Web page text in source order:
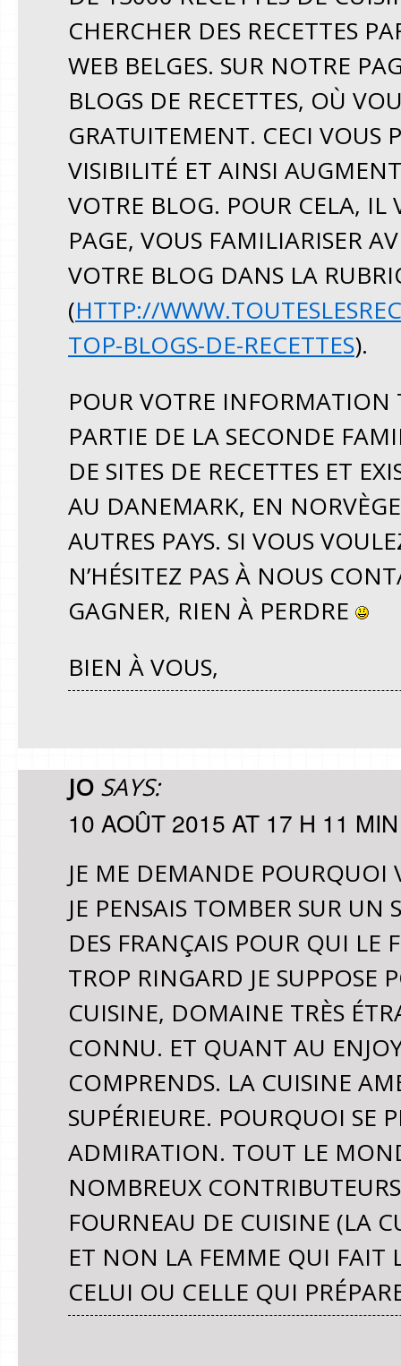
CHERCHER DES RECETTES
WEB BELGES. SUR NOTRE
BLOGS DE RECETTES, OÙ
GRATUITEMENT. CECI VOUS
VISIBILITÉ ET AINSI
VOTRE BLOG. POUR CELA, IL
PAGE, VOUS FAMILIARISER
VOTRE BLOG DANS LA
(HTTP://
TOP-BLOGS-DE-RECETTES).
POUR VOTRE INFORMATION
PARTIE DE LA SECONDE
DE SITES DE RECETTES ET
AU DANEMARK, EN
AUTRES PAYS. SI VOUS
N’HÉSITEZ PAS À NOUS
GAGNER, RIEN À PERDRE
BIEN À VOUS,
JO SAYS:
10 AOÛT 2015 AT 17 H 11 MIN
JE ME DEMANDE
JE PENSAIS TOMBER SUR
DES FRANÇAIS POUR QUI LE
TROP RINGARD JE SUPPOSE
CUISINE, DOMAINE TRÈS
CONNU. ET QUANT AU
COMPRENDS. LA CUISINE
SUPÉRIEURE. POURQUOI SE
ADMIRATION. TOUT LE
NOMBREUX
FOURNEAU DE CUISINE (LA
ET NON LA FEMME QUI FAIT
CELUI OU CELLE QUI